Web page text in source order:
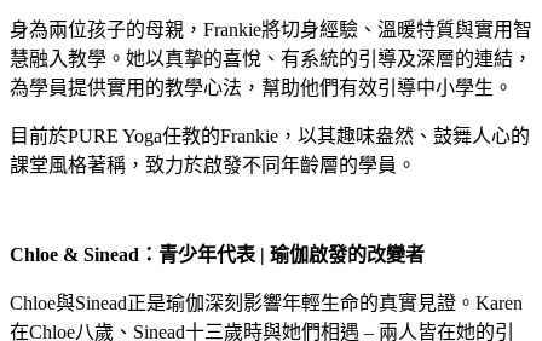
身為兩位孩子的母親，Frankie將切身經驗、溫暖特質與實用智
慧融入教學。她以真摯的喜悅、有系統的引導及深層的連結，
為學員提供實用的教學心法，幫助他們有效引導中小學生。
目前於PURE Yoga任教的Frankie，以其趣味盎然、鼓舞人心的
課堂風格著稱，致力於啟發不同年齡層的學員。
Chloe & Sinead ：青少年代表 | 瑜伽啟發的改變者
Chloe與Sinead正是瑜伽深刻影響年輕生命的真實見證。Karen
在Chloe八歲、Sinead十三歲時與她們相遇 – 兩人皆在她的引